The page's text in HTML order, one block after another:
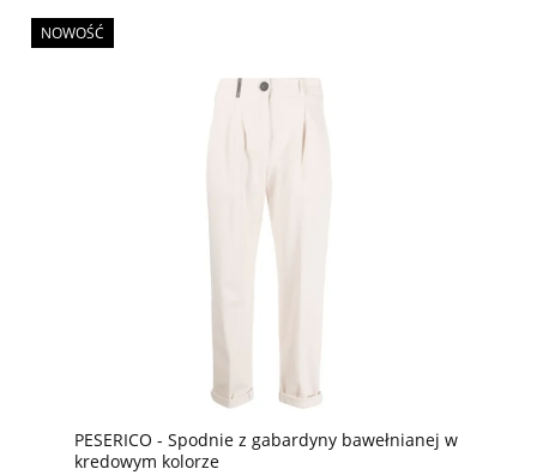
PESERICO - Spodnie z gabardyny bawełnianej w
kredowym kolorze
NOWOŚĆ